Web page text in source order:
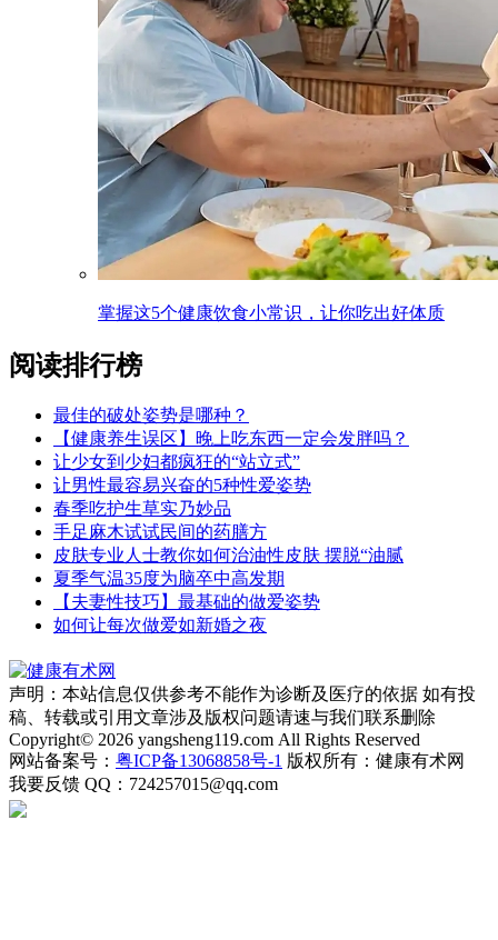
掌握这5个健康饮食小常识，让你吃出好体质
阅读排行榜
最佳的破处姿势是哪种？
【健康养生误区】晚上吃东西一定会发胖吗？
让少女到少妇都疯狂的“站立式”
让男性最容易兴奋的5种性爱姿势
春季吃护生草实乃妙品
手足麻木试试民间的药膳方
皮肤专业人士教你如何治油性皮肤 摆脱“油腻
夏季气温35度为脑卒中高发期
【夫妻性技巧】最基础的做爱姿势
如何让每次做爱如新婚之夜
声明：本站信息仅供参考不能作为诊断及医疗的依据 如有投
稿、转载或引用文章涉及版权问题请速与我们联系删除
Copyright© 2026 yangsheng119.com All Rights Reserved
网站备案号： 粤ICP备13068858号-1 版权所有：健康有术网
我要反馈 QQ：724257015@qq.com